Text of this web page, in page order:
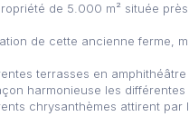
de 5.000 m² située
de cette ancienne ferme,
terrasses en
harmonieuse les différentes
chrysanthèmes attirent